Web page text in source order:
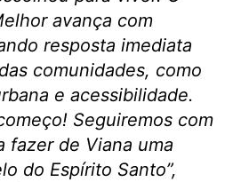
avança com
resposta imediata
comunidades, como
e acessibilidade.
Seguiremos com
fazer de Viana uma
do Espírito Santo”,